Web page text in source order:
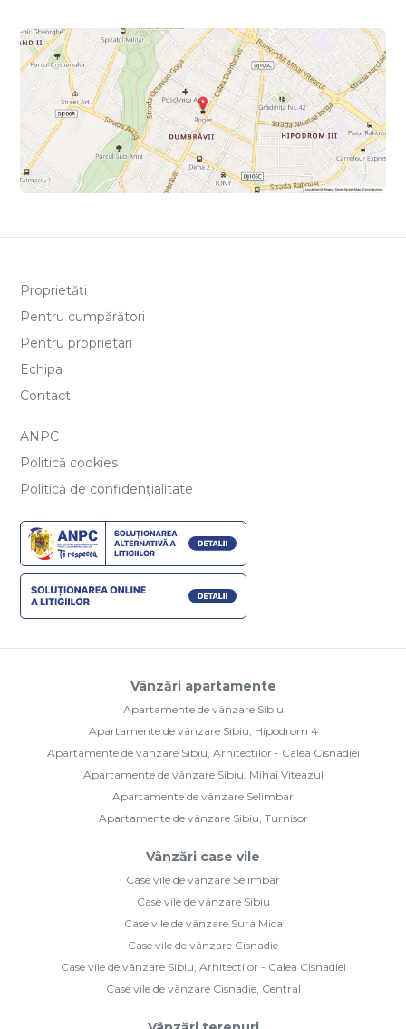
Proprietăți
Pentru cumpărători
Pentru proprietari
Echipa
Contact
ANPC
Politică cookies
Politică de confidențialitate
Vânzări apartamente
Apartamente de vânzare Sibiu
Apartamente de vânzare Sibiu, Hipodrom 4
Apartamente de vânzare Sibiu, Arhitectilor - Calea Cisnadiei
Apartamente de vânzare Sibiu, Mihai Viteazul
Apartamente de vânzare Selimbar
Apartamente de vânzare Sibiu, Turnisor
Vânzări case vile
Case vile de vânzare Selimbar
Case vile de vânzare Sibiu
Case vile de vânzare Sura Mica
Case vile de vânzare Cisnadie
Case vile de vânzare Sibiu, Arhitectilor - Calea Cisnadiei
Case vile de vânzare Cisnadie, Central